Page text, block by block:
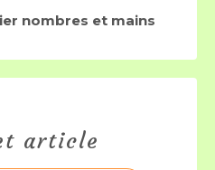
nombres et mains
article